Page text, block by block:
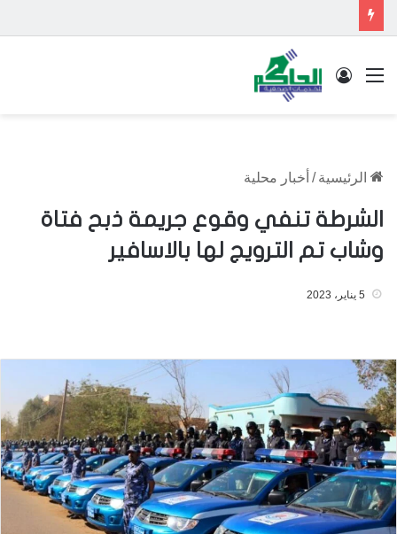
القائمة تسجيل الدخول
الرئيسية / أخبار محلية
الشرطة تنفي وقوع جريمة ذبح فتاة
وشاب تم الترويج لها بالاسافير
5 يناير، 2023